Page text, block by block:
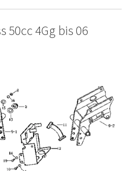
50cc 4Gg bis 06